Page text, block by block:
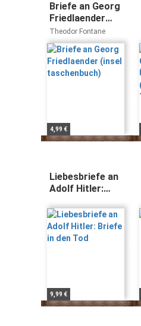
Briefe an Georg
Friedlaender
(insel
taschenbuch)
Theodor Fontane
4,99 €
Liebesbriefe an
Adolf Hitler:
9,99 €